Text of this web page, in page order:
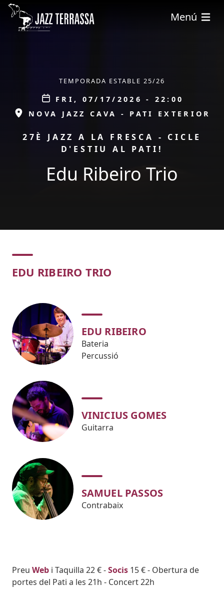
Skip to main content
Menú
TEMPORADA ESTABLE 25/26
Data
FRI, 07/17/2026 - 22:00
ESPAI
NOVA JAZZ CAVA - PATI EXTERIOR
PROMOCIÓ
27È JAZZ A LA FRESCA - CICLE
D'ESTIU AL PATI!
Edu Ribeiro Trio
Concert
EDU RIBEIRO TRIO
EDU RIBEIRO
Bateria
Percussió
VINICIUS GOMES
Guitarra
SAMUEL PASSOS
Contrabaix
Body
Preu Web i Taquilla 22 € -Socis 15 € - Obertura de
portes del Pati a les 21h - Concert 22h